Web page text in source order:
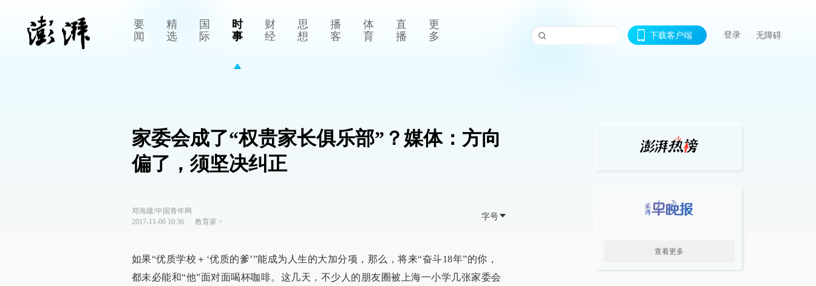
要
闻
精
选
国
际
时
事
财
经
思
想
播
客
体
育
直
播
更
多
下载客户端 登录 无障碍
家委会成了“权贵家长俱乐部”？媒体：方向
偏了，须坚决纠正
邓海建/中国青年网
2017-11-06 10:36
教育家 >
字号
如果“优质学校＋‘优质的爹’”能成为人生的大加分项，那么，将来“奋斗18年”的你，
都未必能和“他”面对面喝杯咖啡。这几天，不少人的朋友圈被上海一小学几张家委会
查看更多